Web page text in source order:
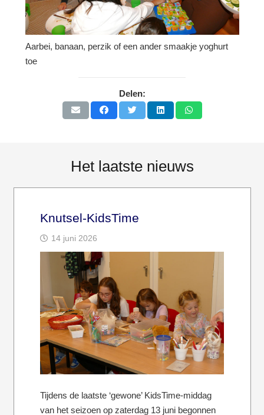
Aarbei, banaan, perzik of een ander smaakje yoghurt
toe
Delen:
Het laatste nieuws
Knutsel-KidsTime
14 juni 2026
Tijdens de laatste ‘gewone’ KidsTime-middag
van het seizoen op zaterdag 13 juni begonnen